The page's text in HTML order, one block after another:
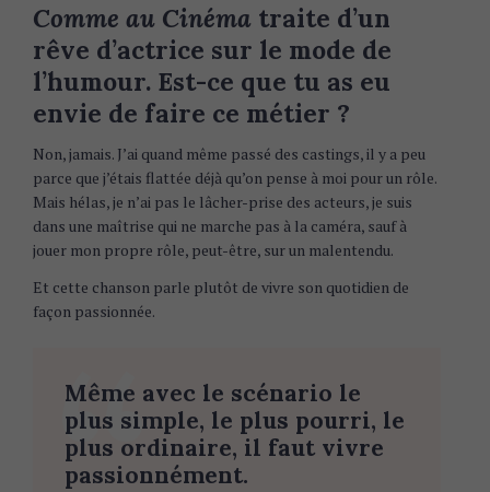
Comme au Cinéma traite d’un
rêve d’actrice sur le mode de
l’humour. Est-ce que tu as eu
envie de faire ce métier ?
Non, jamais. J’ai quand même passé des castings, il y a peu
parce que j’étais flattée déjà qu’on pense à moi pour un rôle.
Mais hélas, je n’ai pas le lâcher-prise des acteurs, je suis
dans une maîtrise qui ne marche pas à la caméra, sauf à
jouer mon propre rôle, peut-être, sur un malentendu.
Et cette chanson parle plutôt de vivre son quotidien de
façon passionnée.
Même avec le scénario le
plus simple, le plus pourri, le
plus ordinaire, il faut vivre
passionnément.